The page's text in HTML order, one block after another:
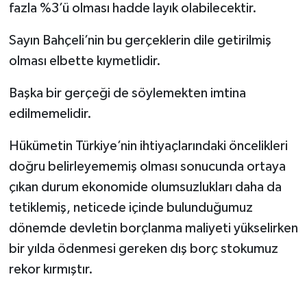
fazla %3’ü olması hadde layık olabilecektir.
Sayın Bahçeli’nin bu gerçeklerin dile getirilmiş
olması elbette kıymetlidir.
Başka bir gerçeği de söylemekten imtina
edilmemelidir.
Hükümetin Türkiye’nin ihtiyaçlarındaki öncelikleri
doğru belirleyememiş olması sonucunda ortaya
çıkan durum ekonomide olumsuzlukları daha da
tetiklemiş, neticede içinde bulunduğumuz
dönemde devletin borçlanma maliyeti yükselirken
bir yılda ödenmesi gereken dış borç stokumuz
rekor kırmıştır.